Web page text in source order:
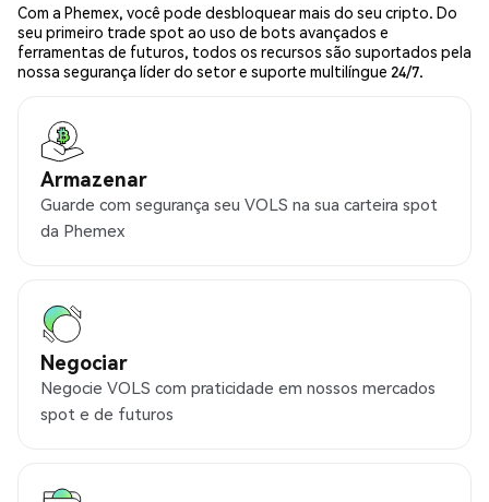
Com a Phemex, você pode desbloquear mais do seu cripto. Do
seu primeiro trade spot ao uso de bots avançados e
ferramentas de futuros, todos os recursos são suportados pela
nossa segurança líder do setor e suporte multilíngue 24/7.
Armazenar
Guarde com segurança seu VOLS na sua carteira spot
da Phemex
Negociar
Negocie VOLS com praticidade em nossos mercados
spot e de futuros